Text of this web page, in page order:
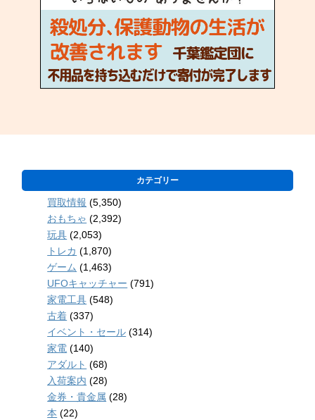
カテゴリー
買取情報 (5,350)
おもちゃ (2,392)
玩具 (2,053)
トレカ (1,870)
ゲーム (1,463)
UFOキャッチャー (791)
家電工具 (548)
古着 (337)
イベント・セール (314)
家電 (140)
アダルト (68)
入荷案内 (28)
金券・貴金属 (28)
本 (22)